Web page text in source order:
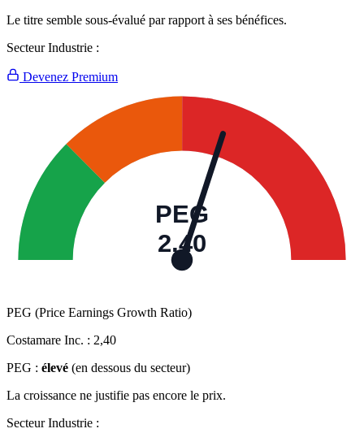
Le titre semble sous-évalué par rapport à ses bénéfices.
Secteur Industrie :
Devenez Premium
PEG
2,40
PEG (Price Earnings Growth Ratio)
Costamare Inc. : 2,40
PEG : élevé (en dessous du secteur)
La croissance ne justifie pas encore le prix.
Secteur Industrie :